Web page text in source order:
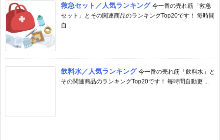
救急セット／人気ランキング 今一番の売れ筋「救急
セット」とその関連商品のランキングTop20です！ 毎時間
自 ...
飲料水／人気ランキング 今一番の売れ筋「飲料水」と
その関連商品のランキングTop20です！ 毎時間自動更 ...